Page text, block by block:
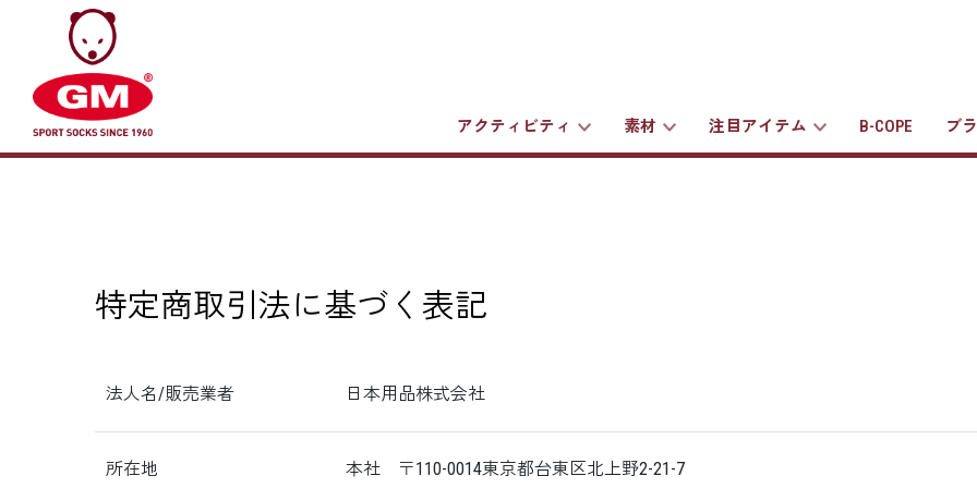
アクティビティ 素材 注目アイテム B-COPE ブ
特定商取引法に基づく表記
法人名/販売業者 日本用品株式会社
所在地 本社 〒110-0014東京都台東区北上野2-21-7